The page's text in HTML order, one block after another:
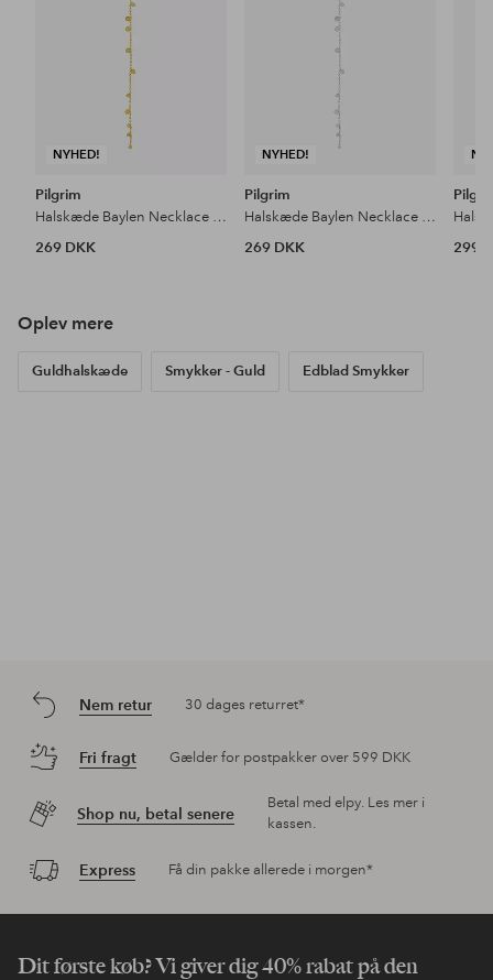
NYHED!
Pilgrim
Halskæde Baylen Necklace Gold-plated
269 DKK
NYHED!
Pilgrim
Halskæde Baylen Necklace Silver-plated
269 DKK
299
Oplev mere
Guldhalskæde Smykker - Guld Edblad Smykker
Nem retur 30 dages returret*
Fri fragt Gælder for postpakker over 599 DKK
Shop nu, betal senere
Betal med elpy. Les mer i
kassen.
Express Få din pakke allerede i morgen*
Dit første køb? Vi giver dig 40% rabat på den